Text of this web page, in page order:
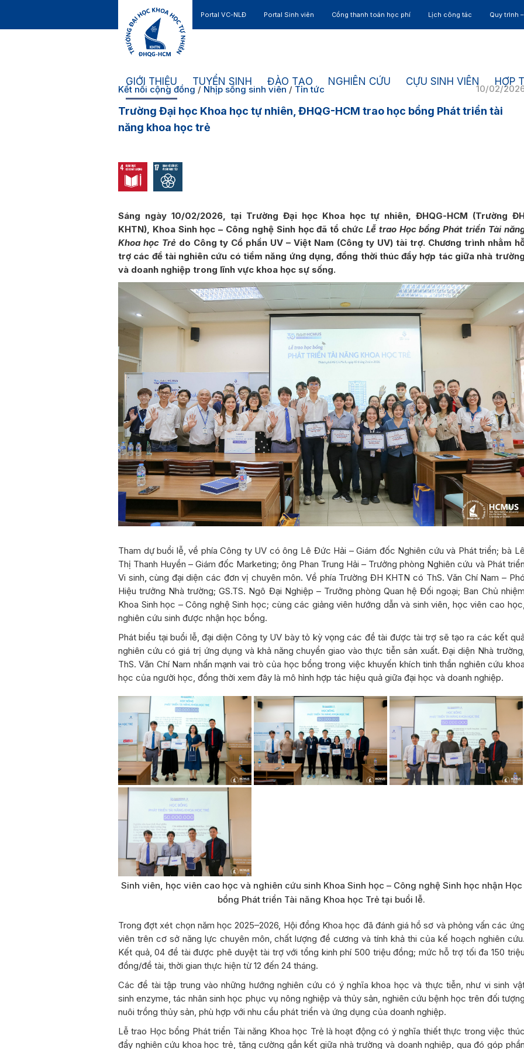
Portal VC-NLĐ Portal Sinh viên Cổng thanh toán học phí Lịch công tác Quy trình
GIỚI THIỆU TUYỂN SINH ĐÀO TẠO NGHIÊN CỨU CỰU SINH VIÊN HỢP
10/02/
Kết nối cộng đồng / Nhịp sống sinh viên / Tin tức
Trường Đại học Khoa học tự nhiên, ĐHQG-HCM trao học bổng Phát triển tài
năng khoa học trẻ
Sáng ngày 10/02/2026, tại Trường Đại học Khoa học tự nhiên, ĐHQG-HCM (Trường
KHTN), Khoa Sinh học – Công nghệ Sinh học đã tổ chức Lễ trao Học bổng Phát triển Tài
Khoa học Trẻdo Công ty Cổ phần UV – Việt Nam (Công ty UV) tài trợ. Chương trình nhằm
trợ các đề tài nghiên cứu có tiềm năng ứng dụng, đồng thời thúc đẩy hợp tác giữa nhà trường
và doanh nghiệp trong lĩnh vực khoa học sự sống.
Tham dự buổi lễ, về phía Công ty UV có ông Lê Đức Hải – Giám đốc Nghiên cứu và Phát triển; bà Lê
Thị Thanh Huyền – Giám đốc Marketing; ông Phan Trung Hải – Trưởng phòng Nghiên cứu và Phát triển
Vi sinh, cùng đại diện các đơn vị chuyên môn. Về phía Trường ĐH KHTN có ThS. Văn Chí Nam – Phó
Hiệu trưởng Nhà trường; GS.TS. Ngô Đại Nghiệp – Trưởng phòng Quan hệ Đối ngoại; Ban Chủ nhiệm
Khoa Sinh học – Công nghệ Sinh học; cùng các giảng viên hướng dẫn và sinh viên, học viên cao học,
nghiên cứu sinh được nhận học bổng.
Phát biểu tại buổi lễ, đại diện Công ty UV bày tỏ kỳ vọng các đề tài được tài trợ sẽ tạo ra các kết
nghiên cứu có giá trị ứng dụng và khả năng chuyển giao vào thực tiễn sản xuất. Đại diện Nhà trường,
ThS. Văn Chí Nam nhấn mạnh vai trò của học bổng trong việc khuyến khích tinh thần nghiên cứu khoa
học của người học, đồng thời xem đây là mô hình hợp tác hiệu quả giữa đại học và doanh nghiệp.
Sinh viên, học viên cao học và nghiên cứu sinh Khoa Sinh học – Công nghệ Sinh học nhận Học
bổng Phát triển Tài năng Khoa học Trẻ tại buổi lễ.
Trong đợt xét chọn năm học 2025–2026, Hội đồng Khoa học đã đánh giá hồ sơ và phỏng vấn các ứng
viên trên cơ sở năng lực chuyên môn, chất lượng đề cương và tính khả thi của kế hoạch nghiên cứu.
Kết quả, 04 đề tài được phê duyệt tài trợ với tổng kinh phí 500 triệu đồng; mức hỗ trợ tối đa 150 triệu
đồng/đề tài, thời gian thực hiện từ 12 đến 24 tháng.
Các đề tài tập trung vào những hướng nghiên cứu có ý nghĩa khoa học và thực tiễn, như vi sinh
sinh enzyme, tác nhân sinh học phục vụ nông nghiệp và thủy sản, nghiên cứu bệnh học trên đối tượng
nuôi trồng thủy sản, phù hợp với nhu cầu phát triển và ứng dụng của doanh nghiệp.
Lễ trao Học bổng Phát triển Tài năng Khoa học Trẻ là hoạt động có ý nghĩa thiết thực trong việc thúc
đẩy nghiên cứu khoa học trẻ, tăng cường gắn kết giữa nhà trường và doanh nghiệp, qua đó góp phần